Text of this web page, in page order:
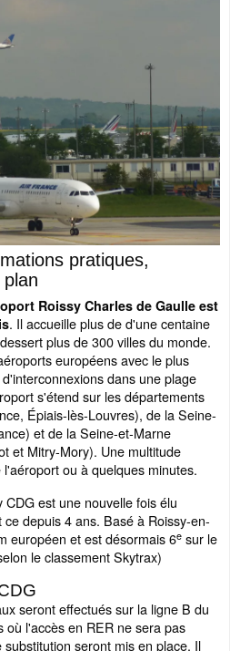
pratiques,
Roissy Charles de Gaulle est
. Il accueille plus de d'une centaine
plus de 300 villes du monde.
européens avec le plus
dans une plage
s'étend sur les départements
Épiais-lès-Louvres), de la Seine-
et de la Seine-et-Marne
et Mitry-Mory). Une multitude
ou à quelques minutes.
est une nouvelle fois élu
depuis 4 ans. Basé à Roissy-en-
européen et est désormais 6e sur le
le classement Skytrax)
seront effectués sur la ligne B du
où l'accès en RER ne sera pas
seront mis en place. Il